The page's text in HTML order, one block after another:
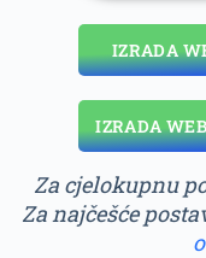
IZRADA
IZRADA
Za cjelokupnu
Za najčešće